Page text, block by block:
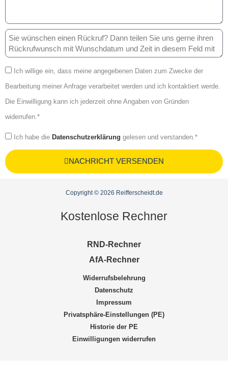
Ich willige ein, dass meine angegebenen Daten zum Zwecke der
Bearbeitung meiner Anfrage verarbeitet werden und ich kontaktiert werde.
Die Einwilligung kann ich jederzeit ohne Angaben von Gründen
widerrufen.*
Ich habe die Datenschutzerklärung gelesen und verstanden.*
NACHRICHT VERSENDEN
Copyright © 2026 Reifferscheidt.de
Kostenlose Rechner
RND-Rechner
AfA-Rechner
Widerrufsbelehrung
Datenschutz
Impressum
Privatsphäre-Einstellungen (PE)
Historie der PE
Einwilligungen widerrufen